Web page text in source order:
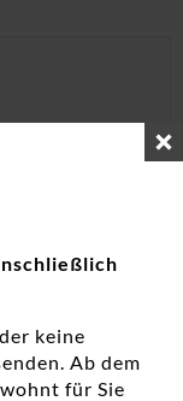
keine
Ab dem
für Sie